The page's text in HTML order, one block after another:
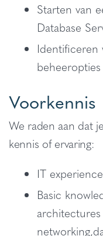
Starten van
Database
Identificeren
beheeropties
Voorkennis
We raden aan dat
kennis of ervaring:
IT experience
Basic